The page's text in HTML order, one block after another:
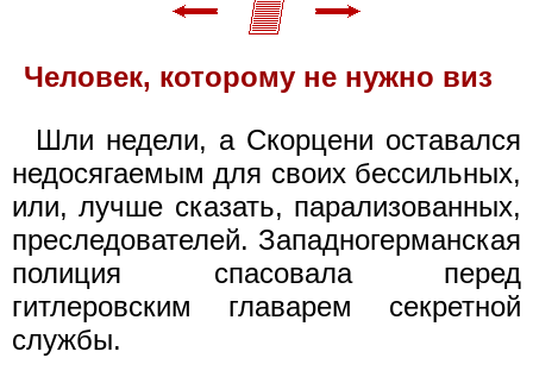
Человек, которому не нужно виз
Шли недели, а Скорцени оставался
недосягаемым для своих бессильных,
или, лучше сказать, парализованных,
преследователей. Западногерманская
полиция спасовала перед
гитлеровским главарем секретной
службы.